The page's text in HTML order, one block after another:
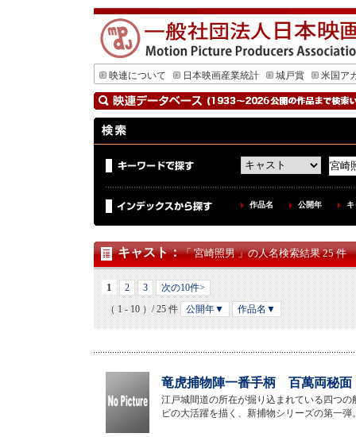
映連について 日本映画産業統計 城戸賞 米国ア
作品名 公開年
キャスト：「 宮崎照男 」の人名検索結果 25 件
1 2 3
次の10件>
（ 1 - 10 ）/ 25 件
公開年▼ 作品名▼
竜虎捕物陣一番手柄 百萬両秘面
江戸城間道の所在が掘り込まれている四つ
ビの大活躍を描く、新捕物シリーズの第一弾